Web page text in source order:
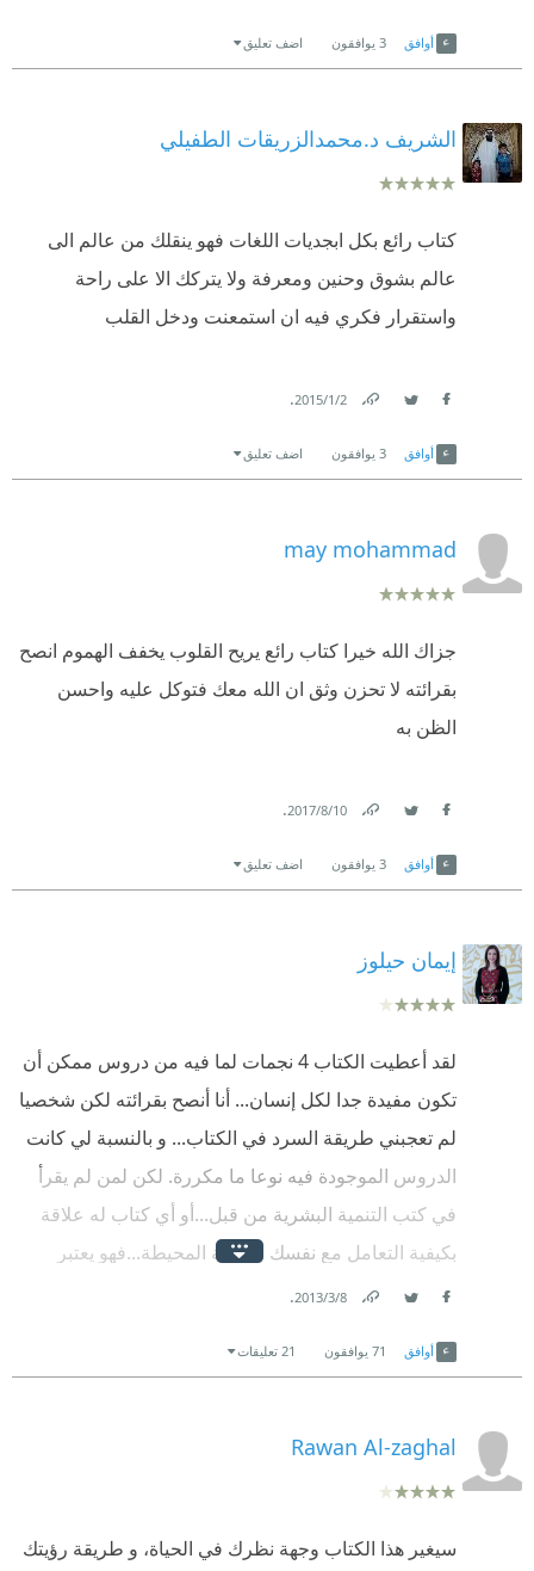
ولكننى اعود اليه كل فترة بصورة دائمة :)
أوافق 3 يوافقون اضف تعليق
الشريف د.محمدالزريقات الطفيلي
كتاب رائع بكل ابجديات اللغات فهو ينقلك من عالم الى
عالم بشوق وحنين ومعرفة ولا يتركك الا على راحة
واستقرار فكري فيه ان استمعنت ودخل القلب
2‏/1‏/2015
.
أوافق 3 يوافقون اضف تعليق
may mohammad
جزاك الله خيرا كتاب رائع يريح القلوب يخفف الهموم انصح
بقرائته لا تحزن وثق ان الله معك فتوكل عليه واحسن
الظن به
10‏/8‏/2017
.
أوافق 3 يوافقون اضف تعليق
إيمان حيلوز
لقد أعطيت الكتاب 4 نجمات لما فيه من دروس ممكن أن
تكون مفيدة جدا لكل إنسان... أنا أنصح بقرائته لكن شخصيا
لم تعجبني طريقة السرد في الكتاب... و بالنسبة لي كانت
الدروس الموجودة فيه نوعا ما مكررة. لكن لمن لم يقرأ
في كتب التنمية البشرية من قبل...أو أي كتاب له علاقة
بكيفية التعامل مع نفسك و البيئة المحيطة...فهو يعتبر
كتاب جيد لتبدأ فيه. لكن لا أعدك بأنك لن تحزن أبدا بعدها :)
يوجد في الكتاب أقوال سريعة لكن تأثيرها جميل:
لمن يبكي على الماضي : لا تخرج الأموات من قبورهم”
لأنَّ الريح تتجه إلى الأماِم والماءُ
8‏/3‏/2013
.
أوافق 71 يوافقون 21 تعليقات
Rawan Al-zaghal
سيغير هذا الكتاب وجهة نظرك في الحياة، و طريقة رؤيتك